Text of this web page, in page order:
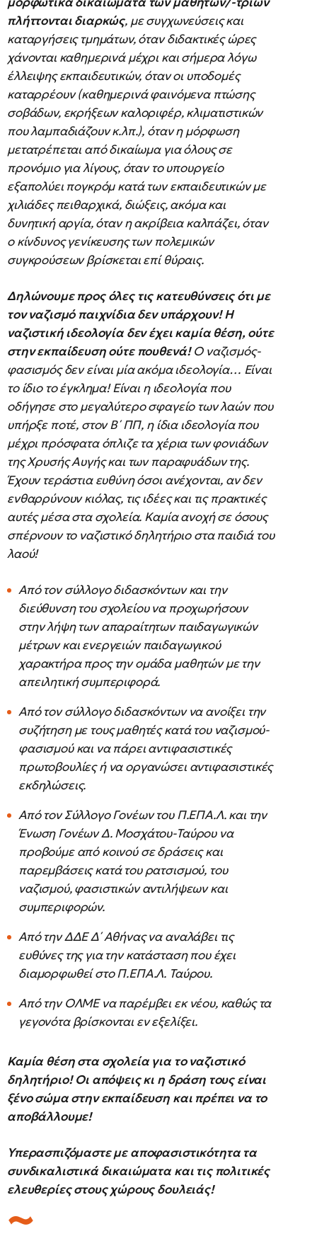
πλήττονται διαρκώς, με συγχωνεύσεις και
καταργήσεις τμημάτων, όταν διδακτικές ώρες
χάνονται καθημερινά μέχρι και σήμερα λόγω
έλλειψης εκπαιδευτικών, όταν οι υποδομές
καταρρέουν (καθημερινά φαινόμενα πτώσης
σοβάδων, εκρήξεων καλοριφέρ, κλιματιστικών
που λαμπαδιάζουν κ.λπ.), όταν η μόρφωση
μετατρέπεται από δικαίωμα για όλους σε
προνόμιο για λίγους, όταν το υπουργείο
εξαπολύει πογκρόμ κατά των εκπαιδευτικών με
χιλιάδες πειθαρχικά, διώξεις, ακόμα και
δυνητική αργία, όταν η ακρίβεια καλπάζει, όταν
ο κίνδυνος γενίκευσης των πολεμικών
συγκρούσεων βρίσκεται επί θύραις.
Δηλώνουμε προς όλες τις κατευθύνσεις ότι με
τον ναζισμό παιχνίδια δεν υπάρχουν! Η
ναζιστική ιδεολογία δεν έχει καμία θέση, ούτε
στην εκπαίδευση ούτε πουθενά!Ο ναζισμός-
φασισμός δεν είναι μία ακόμα ιδεολογία… Είναι
το ίδιο το έγκλημα! Είναι η ιδεολογία που
οδήγησε στο μεγαλύτερο σφαγείο των λαών που
υπήρξε ποτέ, στον Β΄ ΠΠ, η ίδια ιδεολογία που
μέχρι πρόσφατα όπλιζε τα χέρια των φονιάδων
της Χρυσής Αυγής και των παραφυάδων της.
Έχουν τεράστια ευθύνη όσοι ανέχονται, αν δεν
ενθαρρύνουν κιόλας, τις ιδέες και τις πρακτικές
αυτές μέσα στα σχολεία. Καμία ανοχή σε όσους
σπέρνουν το ναζιστικό δηλητήριο στα παιδιά του
λαού!
Από τον σύλλογο διδασκόντων και την
διεύθυνση του σχολείου να προχωρήσουν
στην λήψη των απαραίτητων παιδαγωγικών
μέτρων και ενεργειών παιδαγωγικού
χαρακτήρα προς την ομάδα μαθητών με την
απειλητική συμπεριφορά.
Από τον σύλλογο διδασκόντων να ανοίξει την
συζήτηση με τους μαθητές κατά του ναζισμού-
φασισμού και να πάρει αντιφασιστικές
πρωτοβουλίες ή να οργανώσει αντιφασιστικές
εκδηλώσεις.
Από τον Σύλλογο Γονέων του Π.ΕΠΑ.Λ. και την
Ένωση Γονέων Δ. Μοσχάτου-Ταύρου να
προβούμε από κοινού σε δράσεις και
παρεμβάσεις κατά του ρατσισμού, του
ναζισμού, φασιστικών αντιλήψεων και
συμπεριφορών.
Από την ΔΔΕ Δ΄ Αθήνας να αναλάβει τις
ευθύνες της για την κατάσταση που έχει
διαμορφωθεί στο Π.ΕΠΑ.Λ. Ταύρου.
Από την ΟΛΜΕ να παρέμβει εκ νέου, καθώς τα
γεγονότα βρίσκονται εν εξελίξει.
Καμία θέση στα σχολεία για το ναζιστικό
δηλητήριο! Οι απόψεις κι η δράση τους είναι
ξένο σώμα στην εκπαίδευση και πρέπει να το
αποβάλλουμε!
Υπερασπιζόμαστε με αποφασιστικότητα τα
συνδικαλιστικά δικαιώματα και τις πολιτικές
ελευθερίες στους χώρους δουλειάς!